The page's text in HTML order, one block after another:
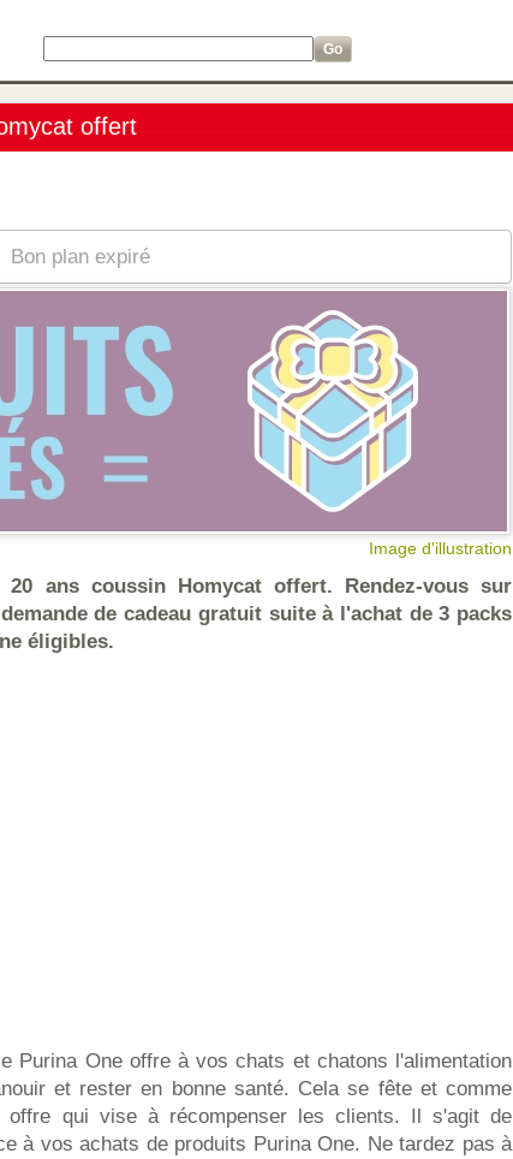
offert
Bon plan expiré
Image d'illustration
ans coussin Homycat offert. Rendez-vous sur
de cadeau gratuit suite à l'achat de 3 packs
éligibles.
Purina One offre à vos chats et chatons l'alimentation
et rester en bonne santé. Cela se fête et comme
qui vise à récompenser les clients. Il s'agit de
à vos achats de produits Purina One. Ne tardez pas à